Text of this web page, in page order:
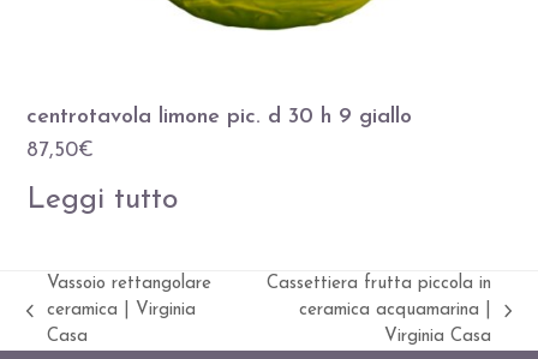
centrotavola limone pic. d 30 h 9 giallo
87,50€
Leggi tutto
Slide
precedente:
Vassoio rettangolare
ceramica | Virginia
Casa
articolo:
Cassettiera frutta piccola in
ceramica acquamarina |
Virginia Casa